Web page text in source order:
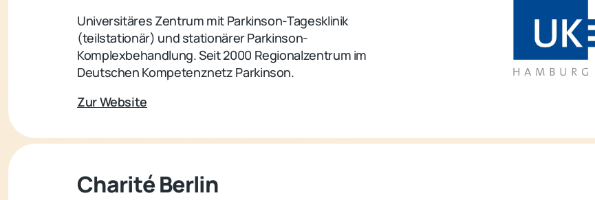
Universitäres Zentrum mit Parkinson-Tagesklinik
(teilstationär) und stationärer Parkinson-
Komplexbehandlung. Seit 2000 Regionalzentrum im
Deutschen Kompetenznetz Parkinson.
Zur Website
Charité Berlin